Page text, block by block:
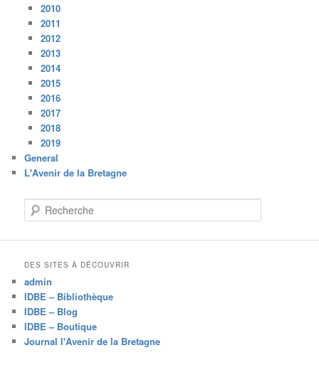
2010
2011
2012
2013
2014
2015
2016
2017
2018
2019
General
L'Avenir de la Bretagne
e
e
c
h
e
DES SITES À DÉCOUVRIR
admin
IDBE – Bibliothèque
IDBE – Blog
IDBE – Boutique
Journal l'Avenir de la Bretagne